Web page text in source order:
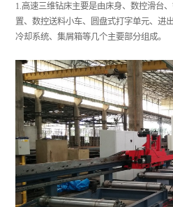
1.高速三维钻床主要是由床身、数控滑台
置、数控送料小车、圆盘式打字单元、进
冷却系统、集屑箱等几个主要部分组成。